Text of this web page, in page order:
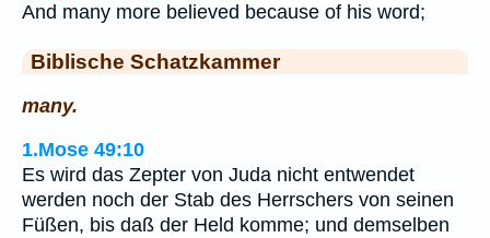
And many more believed because of his word;
Biblische Schatzkammer
many.
1.Mose 49:10
Es wird das Zepter von Juda nicht entwendet
werden noch der Stab des Herrschers von seinen
Füßen, bis daß der Held komme; und demselben